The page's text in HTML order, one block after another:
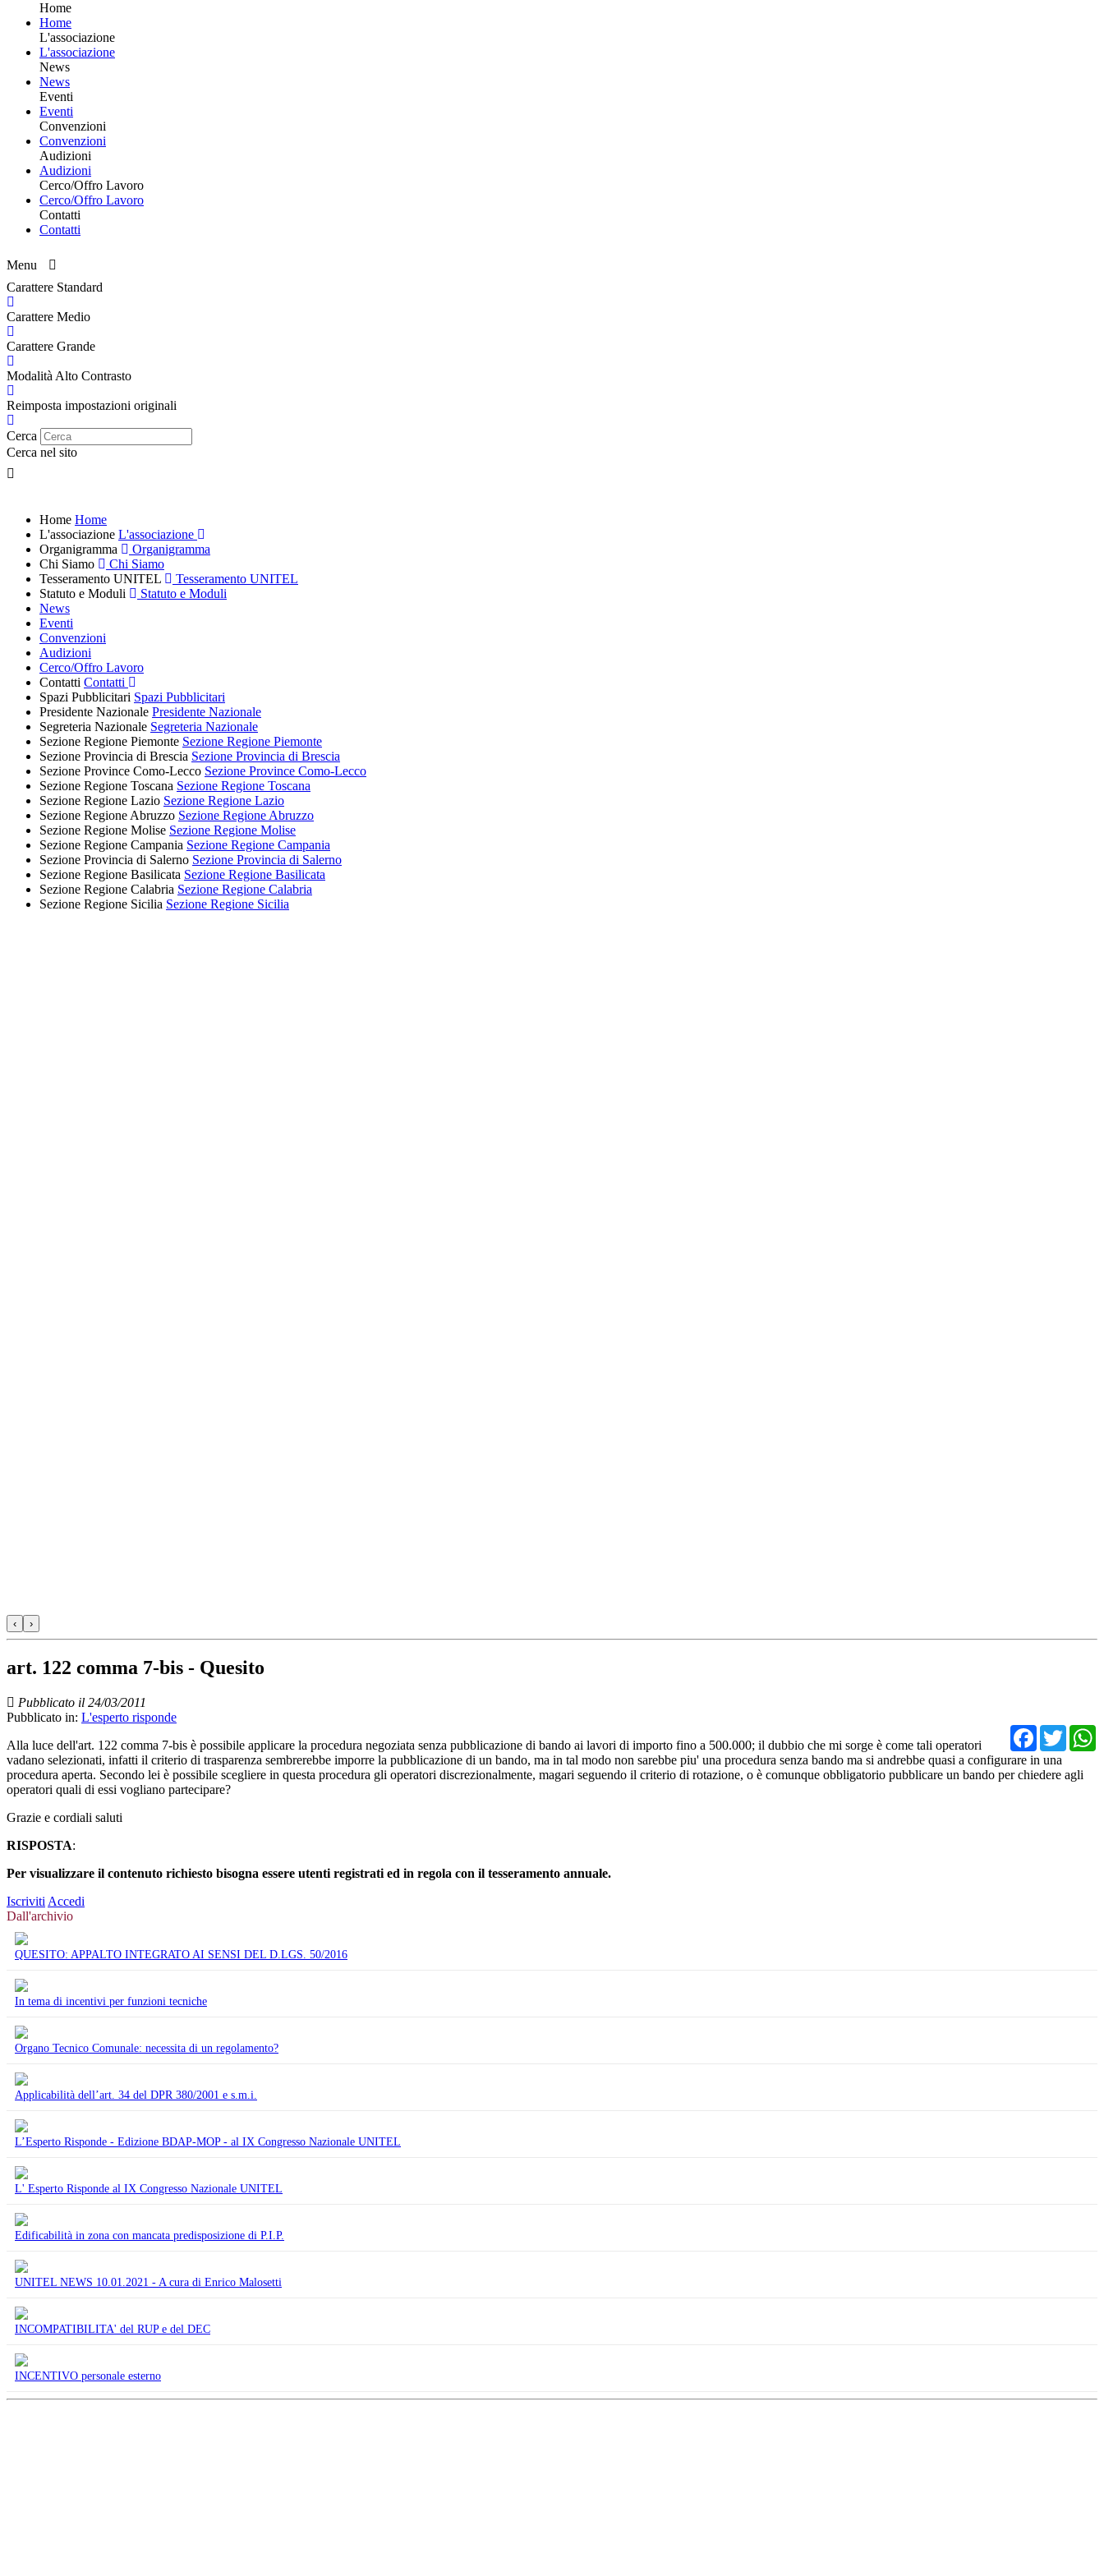
Home
Home
L'associazione
L'associazione
News
News
Eventi
Eventi
Convenzioni
Convenzioni
Audizioni
Audizioni
Cerco/Offro Lavoro
Cerco/Offro Lavoro
Contatti
Contatti
Menu
Carattere Standard
Carattere Medio
Carattere Grande
Modalità Alto Contrasto
Reimposta impostazioni originali
Cerca
Cerca nel sito
Home Home
L'associazione L'associazione
Organigramma
Organigramma
Chi Siamo
Chi Siamo
Tesseramento UNITEL
Tesseramento UNITEL
Statuto e Moduli
Statuto e Moduli
News
Eventi
Convenzioni
Audizioni
Cerco/Offro Lavoro
Contatti Contatti
Spazi Pubblicitari Spazi Pubblicitari
Presidente Nazionale Presidente Nazionale
Segreteria Nazionale Segreteria Nazionale
Sezione Regione Piemonte Sezione Regione Piemonte
Sezione Provincia di Brescia Sezione Provincia di Brescia
Sezione Province Como-Lecco Sezione Province Como-Lecco
Sezione Regione Toscana Sezione Regione Toscana
Sezione Regione Lazio Sezione Regione Lazio
Sezione Regione Abruzzo Sezione Regione Abruzzo
Sezione Regione Molise Sezione Regione Molise
Sezione Regione Campania Sezione Regione Campania
Sezione Provincia di Salerno Sezione Provincia di Salerno
Sezione Regione Basilicata Sezione Regione Basilicata
Sezione Regione Calabria Sezione Regione Calabria
Sezione Regione Sicilia Sezione Regione Sicilia
‹ ›
art. 122 comma 7-bis - Quesito
Pubblicato il 24/03/2011
Pubblicato in: L'esperto risponde
Alla luce dell'art. 122 comma 7-bis è possibile applicare la procedura negoziata senza pubblicazione di bando ai lavori di importo fino a 500.000; il dubbio che mi sorge è come tali operatori
vadano selezionati, infatti il criterio di trasparenza sembrerebbe imporre la pubblicazione di un bando, ma in tal modo non sarebbe piu' una procedura senza bando ma si andrebbe quasi a configurare in una
procedura aperta. Secondo lei è possibile scegliere in questa procedura gli operatori discrezionalmente, magari seguendo il criterio di rotazione, o è comunque obbligatorio pubblicare un bando per chiedere agli
operatori quali di essi vogliano partecipare?
Grazie e cordiali saluti
RISPOSTA:
Per visualizzare il contenuto richiesto bisogna essere utenti registrati ed in regola con il tesseramento annuale.
Iscriviti Accedi
Dall'archivio
QUESITO: APPALTO INTEGRATO AI SENSI DEL D.LGS. 50/2016
In tema di incentivi per funzioni tecniche
Organo Tecnico Comunale: necessita di un regolamento?
Applicabilità dell’art. 34 del DPR 380/2001 e s.m.i.
L’Esperto Risponde - Edizione BDAP-MOP - al IX Congresso Nazionale UNITEL
L' Esperto Risponde al IX Congresso Nazionale UNITEL
Edificabilità in zona con mancata predisposizione di P.I.P.
UNITEL NEWS 10.01.2021 - A cura di Enrico Malosetti
INCOMPATIBILITA' del RUP e del DEC
INCENTIVO personale esterno